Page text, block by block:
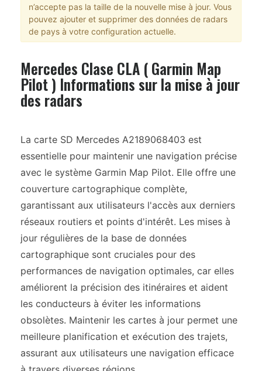
n’accepte pas la taille de la nouvelle mise à jour. Vous
pouvez ajouter et supprimer des données de radars
de pays à votre configuration actuelle.
Mercedes Clase CLA ( Garmin Map
Pilot ) Informations sur la mise à jour
des radars
La carte SD Mercedes A2189068403 est
essentielle pour maintenir une navigation précise
avec le système Garmin Map Pilot. Elle offre une
couverture cartographique complète,
garantissant aux utilisateurs l'accès aux derniers
réseaux routiers et points d'intérêt. Les mises à
jour régulières de la base de données
cartographique sont cruciales pour des
performances de navigation optimales, car elles
améliorent la précision des itinéraires et aident
les conducteurs à éviter les informations
obsolètes. Maintenir les cartes à jour permet une
meilleure planification et exécution des trajets,
assurant aux utilisateurs une navigation efficace